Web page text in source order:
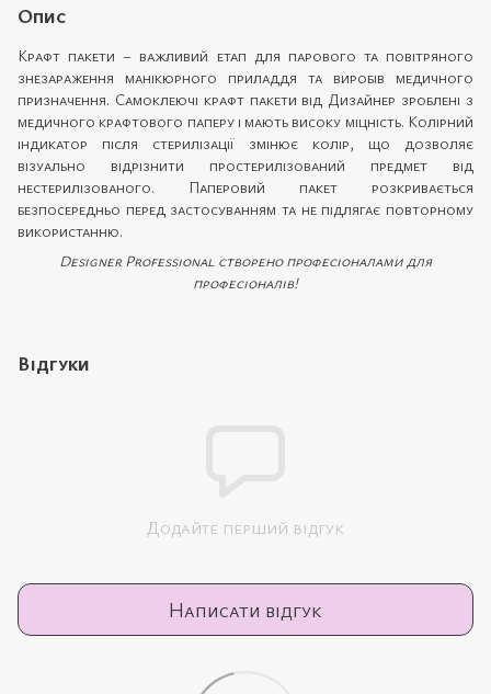
Опис
Крафт пакети – важливий етап для парового та повітряного
знезараження манікюрного приладдя та виробів медичного
призначення. Самоклеючі крафт пакети від Дизайнер зроблені з
медичного крафтового паперу і мають високу міцність. Колірний
індикатор після стерилізації змінює колір, що дозволяє
візуально відрізнити простерилізований предмет від
нестерилізованого. Паперовий пакет розкривається
безпосередньо перед застосуванням та не підлягає повторному
використанню.
Designer Professional створено професіоналами для
професіоналів!
Відгуки
Додайте перший відгук
Написати відгук